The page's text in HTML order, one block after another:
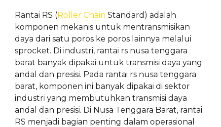
Rantai RS (Roller Chain Standard) adalah
komponen mekanis untuk mentransmisikan
daya dari satu poros ke poros lainnya melalui
sprocket. Di industri, rantai rs nusa tenggara
barat banyak dipakai untuk transmisi daya yang
andal dan presisi. Pada rantai rs nusa tenggara
barat, komponen ini banyak dipakai di sektor
industri yang membutuhkan transmisi daya
andal dan presisi. Di Nusa Tenggara Barat, rantai
RS menjadi bagian penting dalam operasional